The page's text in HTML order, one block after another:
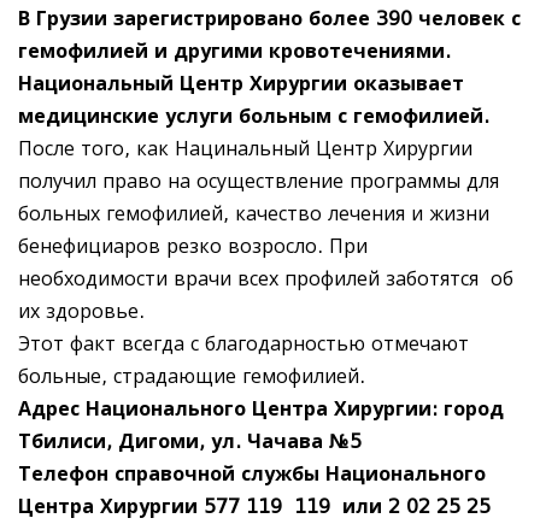
В Грузии зарегистрировано более 390 человек с
гемофилией и другими кровотечениями.
Национальный Центр Хирургии оказывает
медицинские услуги больным с гемофилией.
После того, как Нацинальный Центр Хирургии
получил право на осуществление программы для
больных гемофилией, качество лечения и жизни
бенефициаров резко возросло. При
необходимости врачи всех профилей заботятся об
их здоровье.
Этот факт всегда с благодарностью отмечают
больные, страдающие гемофилией.
Адрес Национального Центра Хирургии: город
Тбилиси, Дигоми, ул. Чачава №5
Телефон справочной службы Национального
Центра Хирургии 577 119
119 или 2 02 25 25